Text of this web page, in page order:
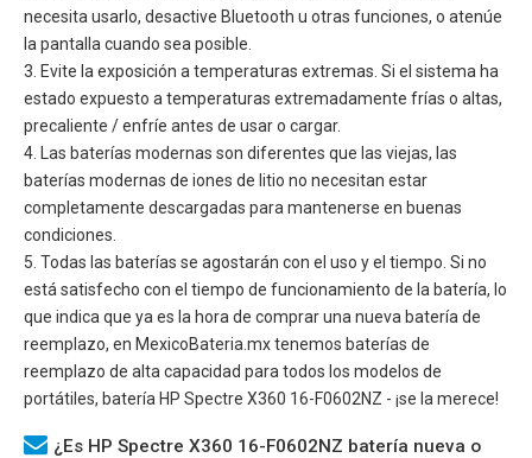
necesita usarlo, desactive Bluetooth u otras funciones, o atenúe
la pantalla cuando sea posible.
3. Evite la exposición a temperaturas extremas. Si el sistema ha
estado expuesto a temperaturas extremadamente frías o altas,
precaliente / enfríe antes de usar o cargar.
4. Las baterías modernas son diferentes que las viejas, las
baterías modernas de iones de litio no necesitan estar
completamente descargadas para mantenerse en buenas
condiciones.
5. Todas las baterías se agostarán con el uso y el tiempo. Si no
está satisfecho con el tiempo de funcionamiento de la batería, lo
que indica que ya es la hora de comprar una nueva batería de
reemplazo, en MexicoBateria.mx tenemos baterías de
reemplazo de alta capacidad para todos los modelos de
portátiles, batería HP Spectre X360 16-F0602NZ - ¡se la merece!
¿Es HP Spectre X360 16-F0602NZ batería nueva o